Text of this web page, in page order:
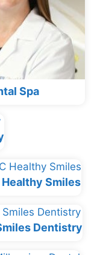
Spa
Healthy Smiles
Dentistry